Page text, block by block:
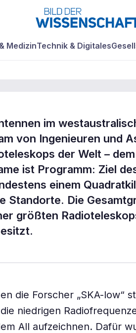
MedizinTechnik & Digitales
im
von Ingenieuren und
der Welt –
ist Programm: Ziel
einem
Standorte. Die
größten
die Forscher „SKA-low“
niedrigen
All aufzeichnen. Dafür